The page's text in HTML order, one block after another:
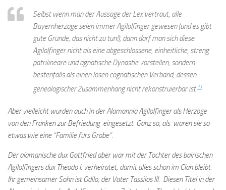
Selbst wenn man der Aussage der Lex vertraut, alle
Bayernherzöge seien immer Agilolfinger gewesen (und es gibt
gute Gründe, das nicht zu tun!), dann darf man sich diese
Agilolfinger nicht als eine abgeschlossene, einheitliche, streng
patrilineare und agnatische Dynastie vorstellen, sondern
bestenfalls als einen losen cognatischen Verband, dessen
genealogischer Zusammenhang nicht rekonstruierbar ist 11
Aber vielleicht wurden auch in der Alamannia Agilolfinger als Herzöge
von den Franken zur Befriedung eingesetzt. Ganz so, als wären sie so
etwas wie eine “Familie fürs Grobe”.
Der alamanischeduxGottfried aber war mit der Tochter des bairischen
AgilolfingersduxTheodo I. verheiratet, damit alles schön im Clan bleibt.
Ihr gemeinsamer Sohn ist Odilo, der Vater Tassilos III. Diesen Titel in der